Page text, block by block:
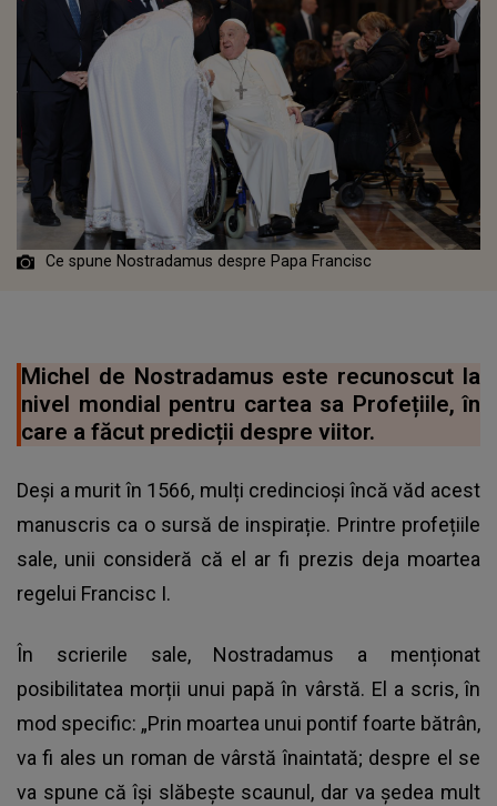
Ce spune Nostradamus despre Papa Francisc
Michel de Nostradamus este recunoscut la
nivel mondial pentru cartea sa Profețiile, în
care a făcut predicții despre viitor.
Deși a murit în 1566, mulți credincioși încă văd acest
manuscris ca o sursă de inspirație. Printre profețiile
sale, unii consideră că el ar fi prezis deja moartea
regelui Francisc I.
În scrierile sale, Nostradamus a menționat
posibilitatea morții unui papă în vârstă. El a scris, în
mod specific: „Prin moartea unui pontif foarte bătrân,
va fi ales un roman de vârstă înaintată; despre el se
va spune că își slăbește scaunul, dar va ședea mult